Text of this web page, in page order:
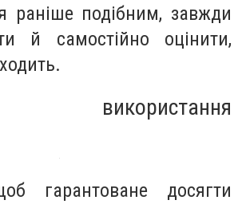
раніше подібним, завжди
й самостійно оцінити,
використання
гарантоване досягти